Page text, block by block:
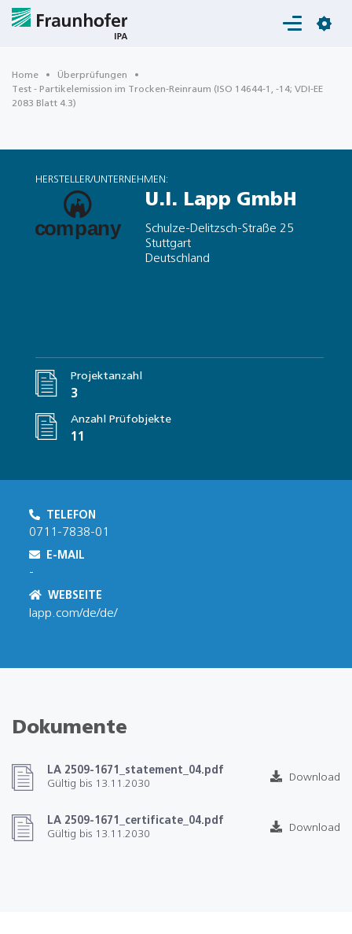
Login
Home
Überprüfungen
Test - Partikelemission im Trocken-Reinraum (ISO 14644-1, -14; VDI-EE
2083 Blatt 4.3)
HERSTELLER/UNTERNEHMEN:
U.I. Lapp GmbH
Schulze-Delitzsch-Straße 25
Stuttgart
Deutschland
Projektanzahl
3
Anzahl Prüfobjekte
11
TELEFON
0711-7838-01
E-MAIL
-
WEBSEITE
lapp.com/de/de/
Dokumente
LA 2509-1671_statement_04.pdf
Gültig bis 13.11.2030
Download
LA 2509-1671_certificate_04.pdf
Gültig bis 13.11.2030
Download